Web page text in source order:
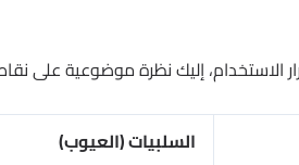
الاستخدام، إليك نظرة موضوعية على
السلبيات (العيوب)